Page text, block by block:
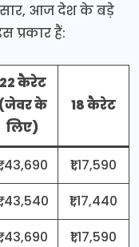
आज देश के बड़े
प्रकार हैं:
22 कैरेट
(जेवर के
लिए)
18 कैरेट
₹1,17,590
₹1,17,440
₹1,17,590